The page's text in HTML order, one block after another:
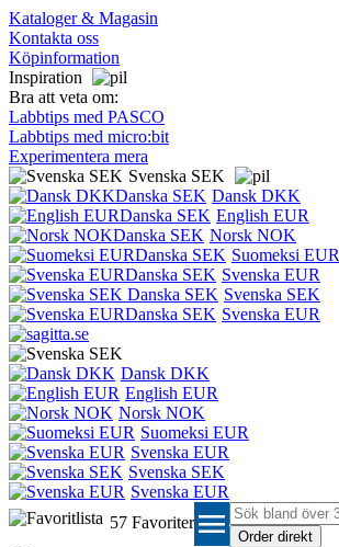
Kataloger & Magasin
Kontakta oss
Köpinformation
Inspiration
Bra att veta om:
Labbtips med PASCO
Labbtips med micro:bit
Experimentera mera
Svenska SEK
Dansk DKK
English EUR
Norsk NOK
Suomeksi EUR
Svenska EUR
Svenska SEK
Svenska EUR
Dansk DKK
English EUR
Norsk NOK
Suomeksi EUR
Svenska EUR
Svenska SEK
Svenska EUR
57 Favoriter menu